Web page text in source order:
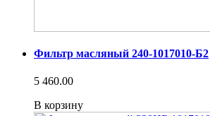
Фильтр масляный 240-1017010-Б2
5 460.00
В корзину